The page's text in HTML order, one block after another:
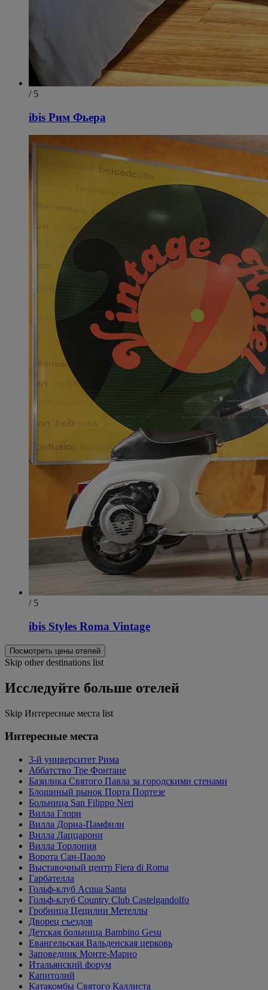
/ 5
ibis Рим Фьера
/ 5
ibis Styles Roma Vintage
Посмотреть цены отелей
Skip other destinations list
Исследуйте больше отелей
Skip Интересные места list
Интересные места
3-й университет Рима
Аббатство Тре Фонтане
Базилика Святого Павла за городскими стенами
Блошиный рынок Порта Портезе
Больница San Filippo Neri
Вилла Глори
Вилла Дориа-Памфили
Вилла Лаццарони
Вилла Торлония
Ворота Сан-Паоло
Выставочный центр Fiera di Roma
Гарбателла
Гольф-клуб Acqua Santa
Гольф-клуб Country Club Castelgandolfo
Гробница Цецилии Метеллы
Дворец съездов
Детская больница Bambino Gesu
Евангельская Вальденская церковь
Заповедник Монте-Марио
Итальянский форум
Капитолий
Катакомбы Святого Каллиста